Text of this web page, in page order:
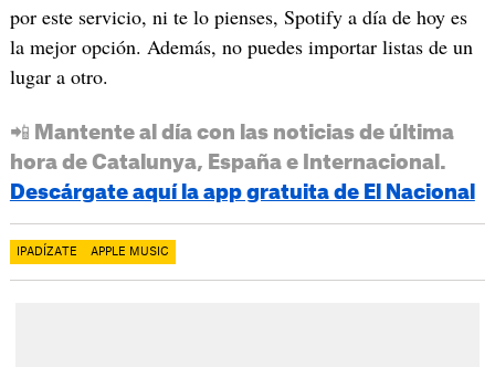
por este servicio, ni te lo pienses, Spotify a día de hoy es
la mejor opción. Además, no puedes importar listas de un
lugar a otro.
📲 Mantente al día con las noticias de última
hora de Catalunya, España e Internacional.
Descárgate aquí la app gratuita de El Nacional
IPADÍZATE APPLE MUSIC